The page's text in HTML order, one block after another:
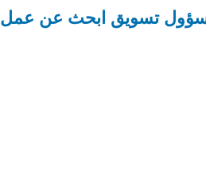
تسويق ابحث عن عمل